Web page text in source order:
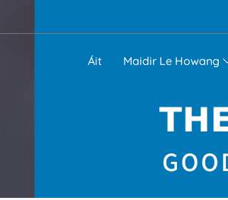
Áit Maidir Le Howang